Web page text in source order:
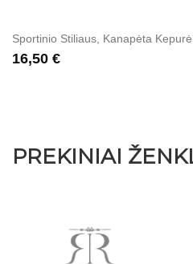
Sportinio Stiliaus, Kanapėta
16,50 €
PREKINIAI